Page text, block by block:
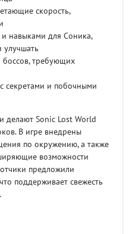
скорость,
навыками для Соника,
улучшать
боссов, требующих
секретами и побочными
делают Sonic Lost World
В игре внедрены
по окружению, а также
возможности
предложили
поддерживает свежесть